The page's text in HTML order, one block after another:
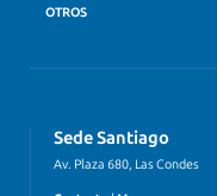
OTROS
Sede Santiago
Av. Plaza 680, Las Condes